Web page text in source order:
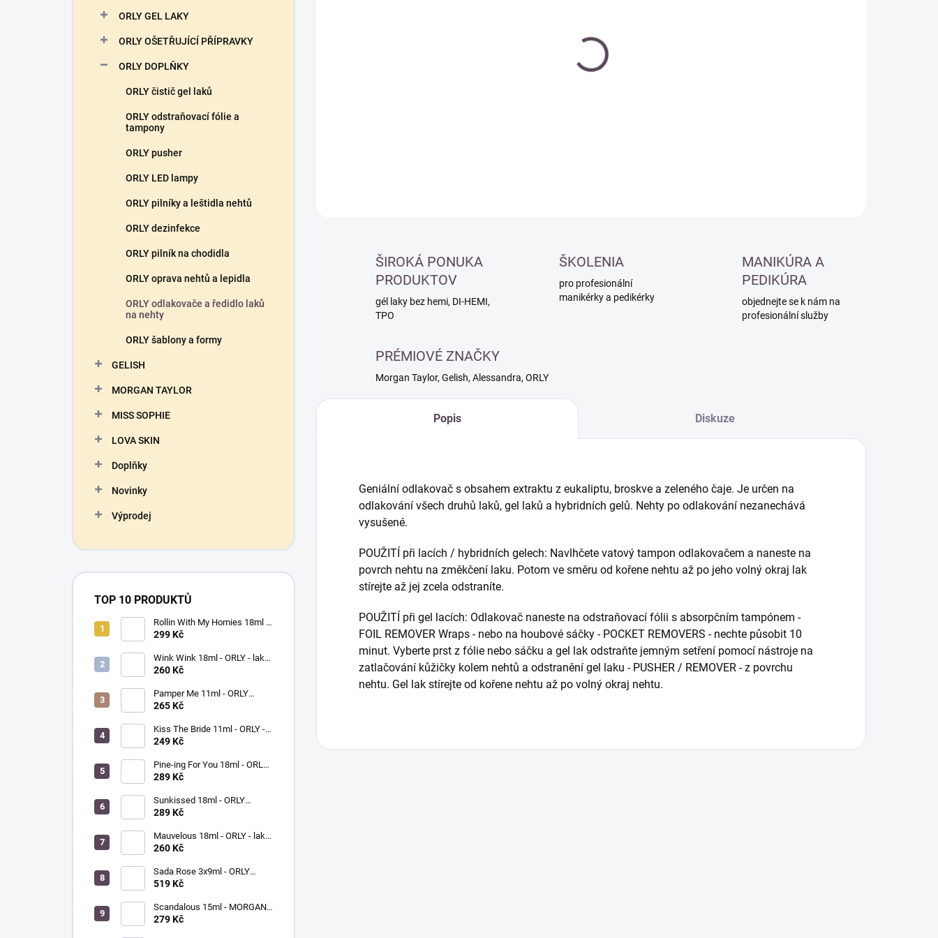
ORLY GEL LAKY
ORLY OŠETŘUJÍCÍ PŘÍPRAVKY
ORLY DOPLŇKY
ORLY čistič gel laků
ORLY odstraňovací fólie a
tampony
ORLY pusher
ORLY LED lampy
ORLY pilníky a leštidla nehtů
ORLY dezinfekce
ORLY pilník na chodidla
ORLY oprava nehtů a lepidla
ORLY odlakovače a ředidlo laků
na nehty
ORLY šablony a formy
GELISH
MORGAN TAYLOR
MISS SOPHIE
LOVA SKIN
Doplňky
Novinky
Výprodej
TOP 10 PRODUKTŮ
Rollin With My Homies 18ml -
ORLY - lak na nehty
299 Kč
Wink Wink 18ml - ORLY - lak
na nehty
260 Kč
Pamper Me 11ml - ORLY
BREATHABLE - ošetřující lak
265 Kč
Kiss The Bride 11ml - ORLY -
lak na nehty
249 Kč
Pine-ing For You 18ml - ORLY
BREATHABLE - ošetřující
289 Kč
Sunkissed 18ml - ORLY
BREATHABLE - ošetřující
289 Kč
Mauvelous 18ml - ORLY - lak
na nehty
260 Kč
Sada Rose 3x9ml - ORLY
FRENCH MANICURE - sada
519 Kč
Scandalous 15ml - MORGAN
TAYLOR - lak na nehty
279 Kč
ŠIROKÁ PONUKA
PRODUKTOV
gél laky bez hemi, DI-HEMI,
TPO
ŠKOLENIA
pro profesionální
manikérky a pedikérky
MANIKÚRA A
PEDIKÚRA
objednejte se k nám na
profesionální služby
PRÉMIOVÉ ZNAČKY
Morgan Taylor, Gelish, Alessandra, ORLY
Popis Diskuze
Geniální odlakovač s obsahem extraktu z eukaliptu, broskve a zeleného čaje. Je určen na
odlakování všech druhů laků, gel laků a hybridních gelů. Nehty po odlakování nezanechává
vysušené.
POUŽITÍ při lacích / hybridních gelech: Navlhčete vatový tampon odlakovačem a naneste na
povrch nehtu na změkčení laku. Potom ve směru od kořene nehtu až po jeho volný okraj lak
stírejte až jej zcela odstraníte.
POUŽITÍ při gel lacích: Odlakovač naneste na odstraňovací fólii s absorpčním tampónem -
FOIL REMOVER Wraps - nebo na houbové sáčky - POCKET REMOVERS - nechte působit 10
minut. Vyberte prst z fólie nebo sáčku a gel lak odstraňte jemným setření pomocí nástroje na
zatlačování kůžičky kolem nehtů a odstranění gel laku - PUSHER / REMOVER - z povrchu
nehtu. Gel lak stírejte od kořene nehtu až po volný okraj nehtu.